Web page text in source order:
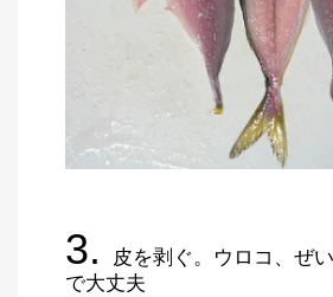
3.
皮を剥ぐ。ウロコ、ぜ
で大丈夫